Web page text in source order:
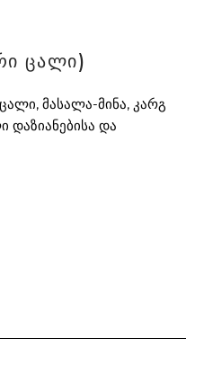
ცალი)
მასალა-მინა, კარგ
დაზიანებისა და